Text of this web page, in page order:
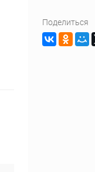
Поделиться